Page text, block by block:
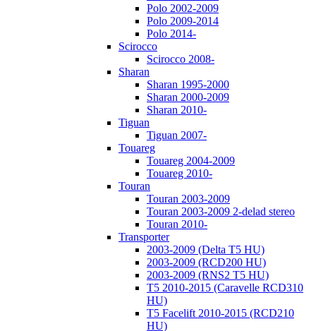
Polo 2002-2009
Polo 2009-2014
Polo 2014-
Scirocco
Scirocco 2008-
Sharan
Sharan 1995-2000
Sharan 2000-2009
Sharan 2010-
Tiguan
Tiguan 2007-
Touareg
Touareg 2004-2009
Touareg 2010-
Touran
Touran 2003-2009
Touran 2003-2009 2-delad stereo
Touran 2010-
Transporter
2003-2009 (Delta T5 HU)
2003-2009 (RCD200 HU)
2003-2009 (RNS2 T5 HU)
T5 2010-2015 (Caravelle RCD310
HU)
T5 Facelift 2010-2015 (RCD210
HU)